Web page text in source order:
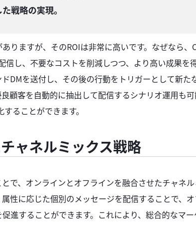
戦略の実現。
りますが、そのROIは非常に高いです。なぜなら、
し、不要なコストを削減しつつ、より高い成果を
DMを送付し、その後の行動をトリガーとして新た
顧客を自動的に抽出して配信するシナリオ運用も
ることができます。
ャネルミックス戦略
で、オンラインとオフラインを融合させたチャネル
性に応じた個別のメッセージを配信することで、オ
進することができます。これにより、総合的なマー